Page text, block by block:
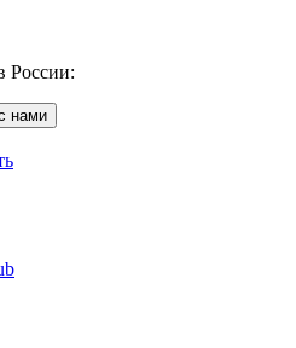
России:
нами